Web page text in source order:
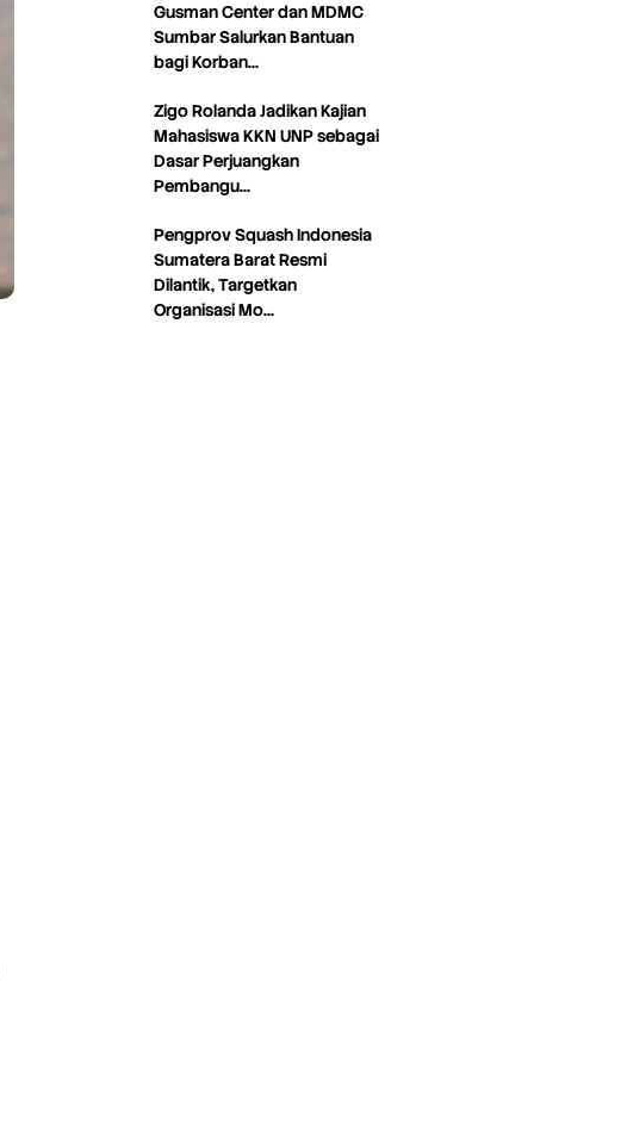
Gusman Center dan MDMC
Sumbar Salurkan Bantuan
bagi Korban…
Zigo Rolanda Jadikan Kajian
Mahasiswa KKN UNP sebagai
Dasar Perjuangkan
Pembangu…
Pengprov Squash Indonesia
Sumatera Barat Resmi
Dilantik, Targetkan
Organisasi Mo…